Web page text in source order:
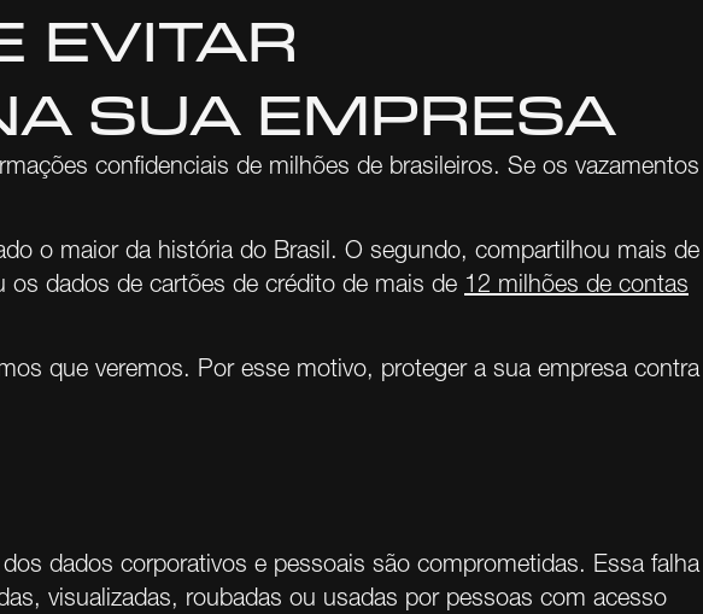
EVITAR
SUA EMPRESA
confidenciais de milhões de brasileiros. Se os vazamentos
o maior da história do Brasil. O segundo, compartilhou mais de
dados de cartões de crédito de mais de 12 milhões de contas
que veremos. Por esse motivo, proteger a sua empresa contra
dados corporativos e pessoais são comprometidas. Essa falha
visualizadas, roubadas ou usadas ​​por pessoas com acesso